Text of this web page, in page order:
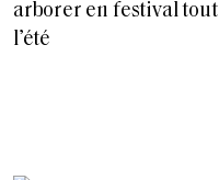
arborer en festival tout
l’été